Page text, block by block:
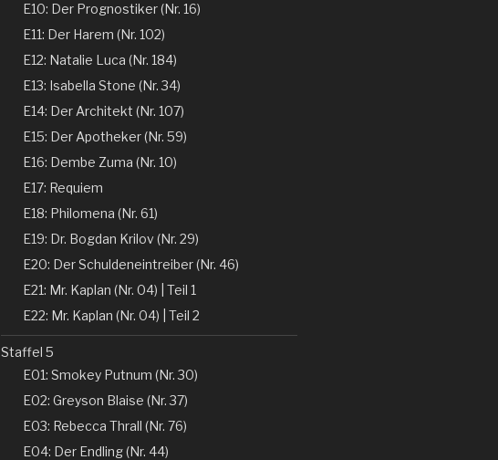
E10: Der Prognostiker (Nr. 16)
E11: Der Harem (Nr. 102)
E12: Natalie Luca (Nr. 184)
E13: Isabella Stone (Nr. 34)
E14: Der Architekt (Nr. 107)
E15: Der Apotheker (Nr. 59)
E16: Dembe Zuma (Nr. 10)
E17: Requiem
E18: Philomena (Nr. 61)
E19: Dr. Bogdan Krilov (Nr. 29)
E20: Der Schuldeneintreiber (Nr. 46)
E21: Mr. Kaplan (Nr. 04) | Teil 1
E22: Mr. Kaplan (Nr. 04) | Teil 2
Staffel 5
E01: Smokey Putnum (Nr. 30)
E02: Greyson Blaise (Nr. 37)
E03: Rebecca Thrall (Nr. 76)
E04: Der Endling (Nr. 44)